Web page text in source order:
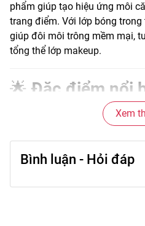
phẩm giúp tạo hiệu ứng môi
trang điểm. Với lớp bóng trong
giúp đôi môi trông mềm mại,
tổng thể lớp makeup.
🌟 Đặc điểm nổi
• Chất son bóng mịn giúp môi
• Hiệu ứng plumping nhẹ giúp
• Lớp bóng trong trẻo, tạo
• Dễ kết hợp với son lì hoặc son
• Thiết kế gọn nhẹ, tiện mang
Xem
Bình luận - Hỏi đáp